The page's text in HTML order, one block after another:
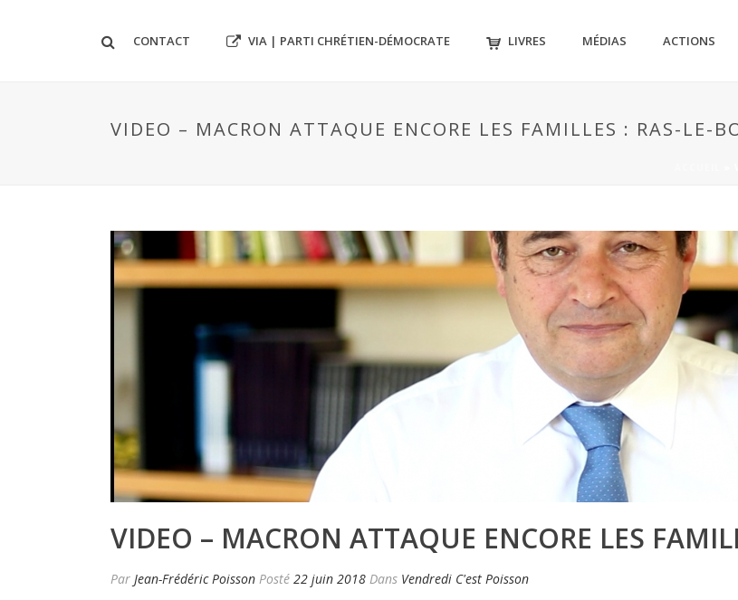
ACTIONS
MÉDIAS
LIVRES
VIA | PARTI CHRÉTIEN-DÉMOCRATE
CONTACT
VIDEO – MACRON ATTAQUE ENCORE LES FAMILLES : RAS-LE-
VIDEO – MACRON ATTAQUE ENCORE LES
Par Jean-Frédéric Poisson Posté 22 juin 2018 Dans Vendredi C'est Poisson